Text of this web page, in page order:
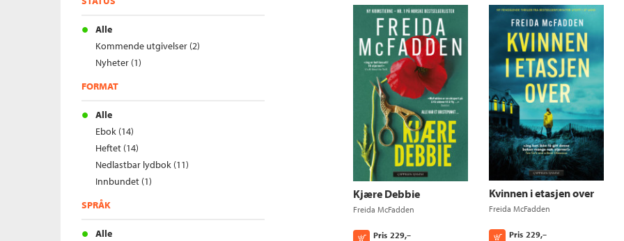
Alle
Kommende utgivelser (2)
Nyheter (1)
FORMAT
Alle
Ebok (14)
Heftet (14)
Nedlastbar lydbok (11)
Innbundet (1)
SPRÅK
Alle
Kjære Debbie
Freida McFadden
Pris 229,–
Kjøp
Kvinnen i etasjen over
Freida McFadden
Pris 229,–
Kjøp